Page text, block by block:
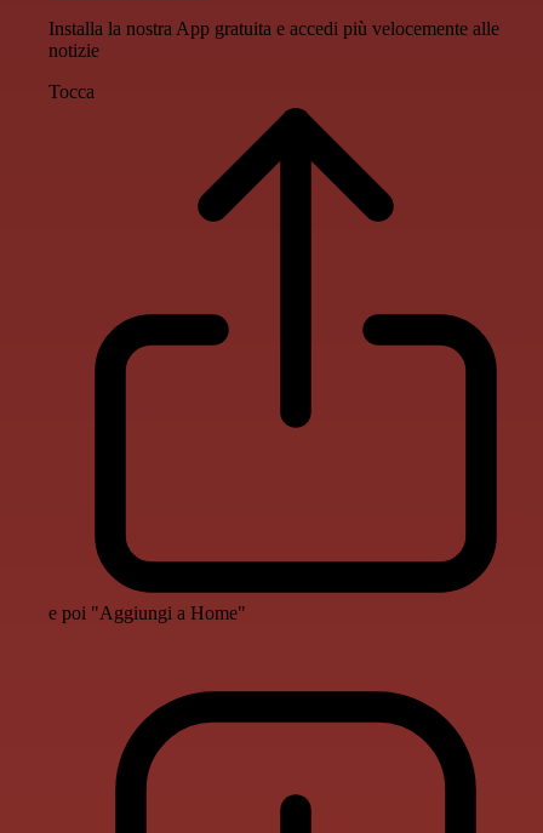
Installa la nostra App gratuita e accedi più velocemente alle
notizie
Tocca
e poi "Aggiungi a Home"